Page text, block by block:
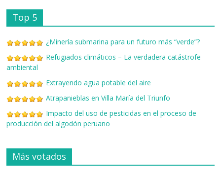
Top 5
¿Minería submarina para un futuro más “verde”?
Refugiados climáticos – La verdadera catástrofe
ambiental
Extrayendo agua potable del aire
Atrapanieblas en Villa María del Triunfo
Impacto del uso de pesticidas en el proceso de
producción del algodón peruano
Más votados